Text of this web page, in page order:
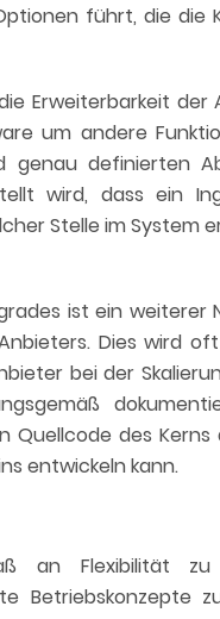
führt, die die
Erweiterbarkeit der
um andere
definierten
wird, dass ein
Stelle im System
ist ein weiterer
Dies wird
bei der
Quellcode des
entwickeln kann.
an Flexibilität
Betriebskonzepte